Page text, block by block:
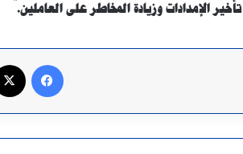
تأخير الإمدادات وزيادة المخاطر على العاملين.
فيسبوك